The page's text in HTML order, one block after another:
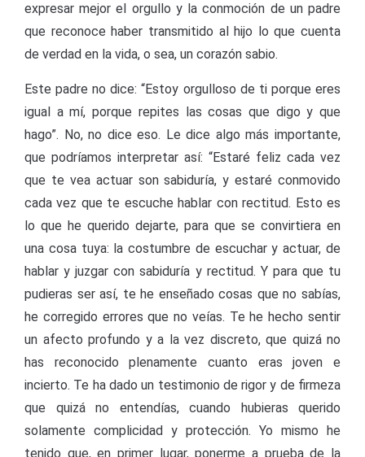
expresar mejor el orgullo y la conmoción de un padre
que reconoce haber transmitido al hijo lo que cuenta
de verdad en la vida, o sea, un corazón sabio.
Este padre no dice: “Estoy orgulloso de ti porque eres
igual a mí, porque repites las cosas que digo y que
hago”. No, no dice eso. Le dice algo más importante,
que podríamos interpretar así: “Estaré feliz cada vez
que te vea actuar son sabiduría, y estaré conmovido
cada vez que te escuche hablar con rectitud. Esto es
lo que he querido dejarte, para que se convirtiera en
una cosa tuya: la costumbre de escuchar y actuar, de
hablar y juzgar con sabiduría y rectitud. Y para que tu
pudieras ser así, te he enseñado cosas que no sabías,
he corregido errores que no veías. Te he hecho sentir
un afecto profundo y a la vez discreto, que quizá no
has reconocido plenamente cuanto eras joven e
incierto. Te ha dado un testimonio de rigor y de firmeza
que quizá no entendías, cuando hubieras querido
solamente complicidad y protección. Yo mismo he
tenido que, en primer lugar, ponerme a prueba de la